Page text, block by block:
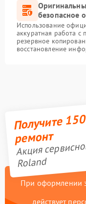
безопасное
Использование
аккуратная работа с
резервное
восстановление
Получите
ремонт
Акция
Roland
При оформлении
действует